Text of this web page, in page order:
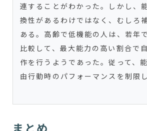
連することがわかった。しかし、
換性があるわけではなく、むしろ
ある。高齢で低機能の人は、若年
比較して、最大能力の高い割合で
作を行うようであった。従って、
由行動時のパフォーマンスを制限
まとめ